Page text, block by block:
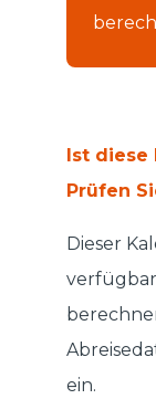
Ist
Prüfen
Dieser
verfügbar
ein.